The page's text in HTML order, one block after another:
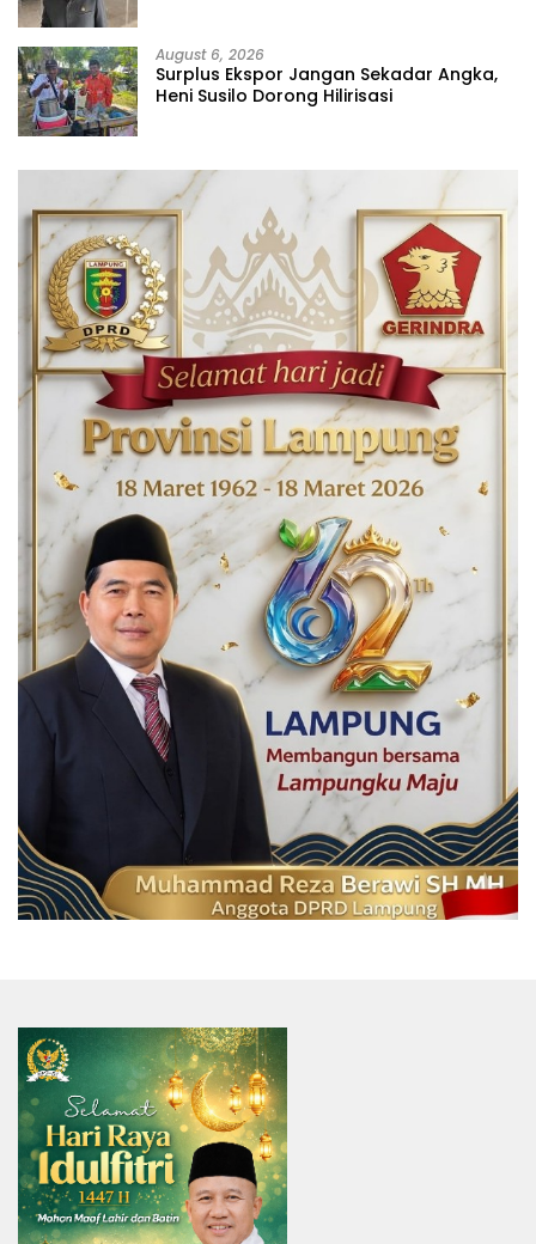
August 6, 2026
Surplus Ekspor Jangan Sekadar Angka,
Heni Susilo Dorong Hilirisasi